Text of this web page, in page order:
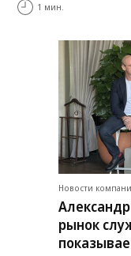
1 мин.
Новости
рынок